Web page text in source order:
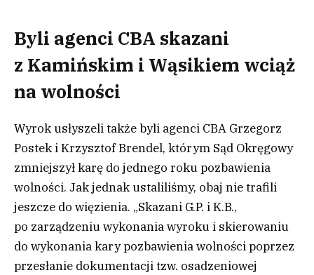
Byli agenci CBA skazani
z Kamińskim i Wąsikiem wciąż
na wolności
Wyrok usłyszeli także byli agenci CBA Grzegorz
Postek i Krzysztof Brendel, którym Sąd Okręgowy
zmniejszył karę do jednego roku pozbawienia
wolności. Jak jednak ustaliliśmy, obaj nie trafili
jeszcze do więzienia. „Skazani G.P. i K.B.,
po zarządzeniu wykonania wyroku i skierowaniu
do wykonania kary pozbawienia wolności poprzez
przesłanie dokumentacji tzw. osadzeniowej